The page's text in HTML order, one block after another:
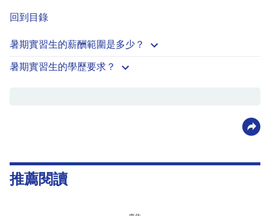
回到目錄
暑期實習生的薪酬範圍是多少？
暑期實習生的學歷要求？
推薦閱讀